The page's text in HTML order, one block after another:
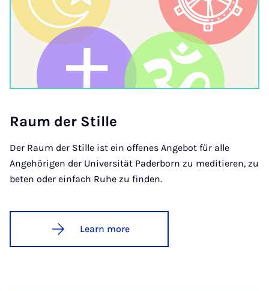
Raum der Stille
Der Raum der Stille ist ein offenes Angebot für alle
Angehörigen der Universität Paderborn zu meditieren, zu
beten oder einfach Ruhe zu finden.
Learn more